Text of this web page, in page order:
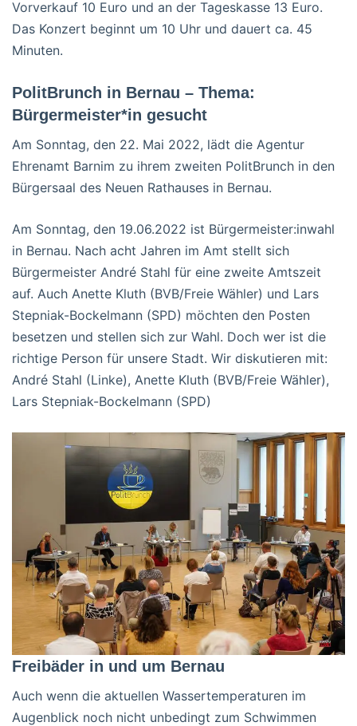
Vorverkauf 10 Euro und an der Tageskasse 13 Euro.
Das Konzert beginnt um 10 Uhr und dauert ca. 45
Minuten.
PolitBrunch in Bernau – Thema:
Bürgermeister*in gesucht
Am Sonntag, den 22. Mai 2022, lädt die Agentur
Ehrenamt Barnim zu ihrem zweiten PolitBrunch in den
Bürgersaal des Neuen Rathauses in Bernau.
Am Sonntag, den 19.06.2022 ist Bürgermeister:inwahl
in Bernau. Nach acht Jahren im Amt stellt sich
Bürgermeister André Stahl für eine zweite Amtszeit
auf. Auch Anette Kluth (BVB/Freie Wähler) und Lars
Stepniak-Bockelmann (SPD) möchten den Posten
besetzen und stellen sich zur Wahl. Doch wer ist die
richtige Person für unsere Stadt. Wir diskutieren mit:
André Stahl (Linke), Anette Kluth (BVB/Freie Wähler),
Lars Stepniak-Bockelmann (SPD)
Freibäder in und um Bernau
Auch wenn die aktuellen Wassertemperaturen im
Augenblick noch nicht unbedingt zum Schwimmen